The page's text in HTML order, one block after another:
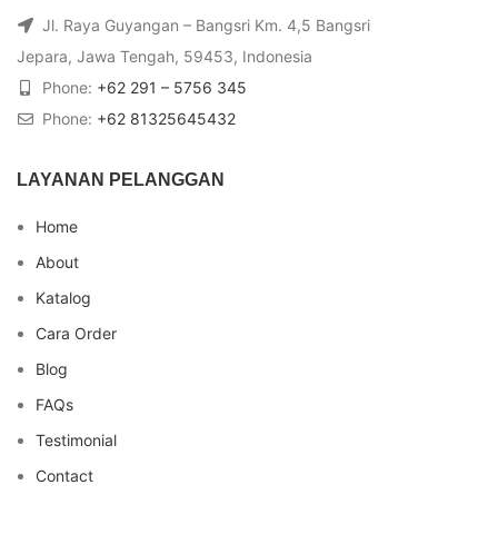
Jl. Raya Guyangan – Bangsri Km. 4,5 Bangsri
Jepara, Jawa Tengah, 59453, Indonesia
Phone: +62 291 – 5756 345
Phone: +62 81325645432
LAYANAN PELANGGAN
Home
About
Katalog
Cara Order
Blog
FAQs
Testimonial
Contact